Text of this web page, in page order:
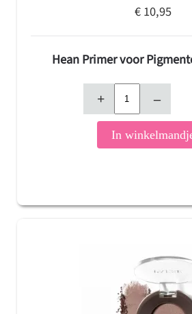
€ 10,95
Hean Primer voor
+ –
In